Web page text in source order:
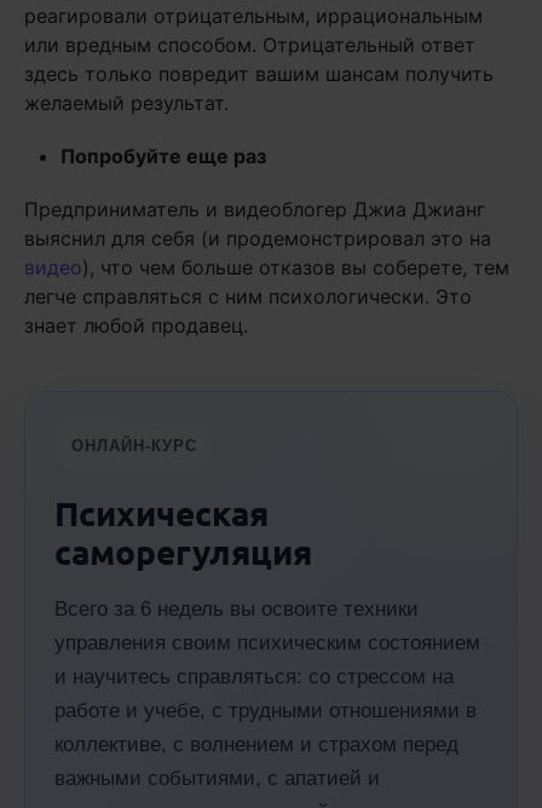
реагировали отрицательным, иррациональным
или вредным способом. Отрицательный ответ
здесь только повредит вашим шансам получить
желаемый результат.
Попробуйте еще раз
Предприниматель и видеоблогер Джиа Джианг
выяснил для себя (и продемонстрировал это на
видео), что чем больше отказов вы соберете, тем
легче справляться с ним психологически. Это
знает любой продавец.
ОНЛАЙН-КУРС
Психическая
саморегуляция
Всего за 6 недель вы освоите техники
управления своим психическим состоянием
и научитесь справляться: со стрессом на
работе и учебе, с трудными отношениями в
коллективе, с волнением и страхом перед
важными событиями, с апатией и